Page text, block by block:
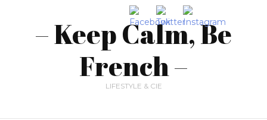
– Keep Calm, Be
French –
LIFESTYLE & CIE